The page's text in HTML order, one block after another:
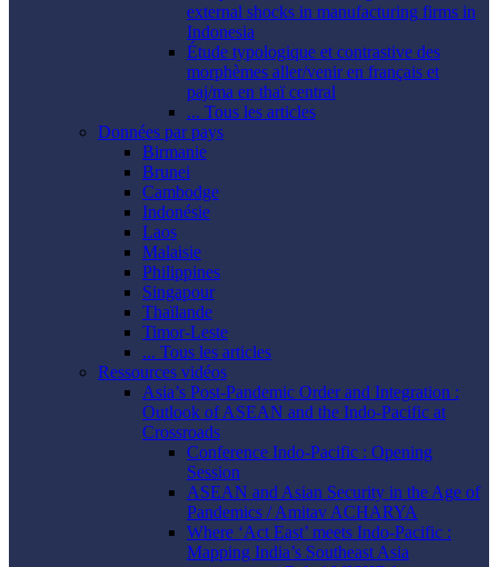
external shocks in manufacturing firms in
Indonesia
Étude typologique et contrastive des
morphèmes aller/venir en français et
paj/ma en thaï central
... Tous les articles
Données par pays
Birmanie
Brunei
Cambodge
Indonésie
Laos
Malaisie
Philippines
Singapour
Thaïlande
Timor-Leste
... Tous les articles
Ressources vidéos
Asia’s Post-Pandemic Order and Integration :
Outlook of ASEAN and the Indo-Pacific at
Crossroads
Conference Indo-Pacific : Opening
Session
ASEAN and Asian Security in the Age of
Pandemics / Amitav ACHARYA
Where ‘Act East’ meets Indo-Pacific :
Mapping India’s Southeast Asia